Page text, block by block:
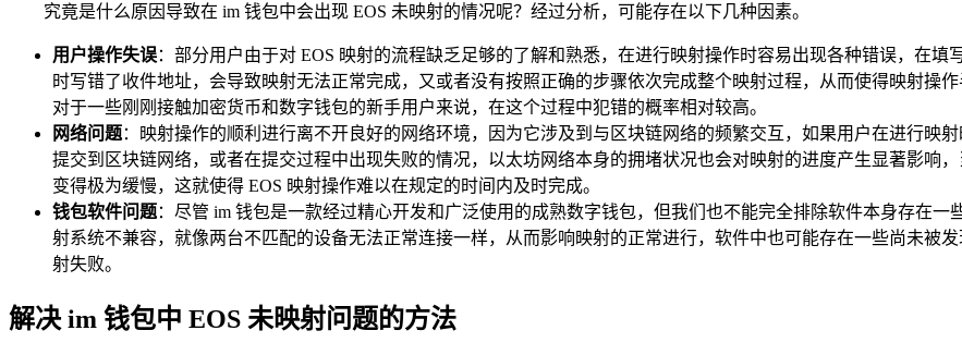
究竟是什么原因导致在 im 钱包中会出现 EOS 未映射的情况呢？经过分析，可能存在以下几种因素。
用户操作失误：部分用户由于对 EOS 映射的流程缺乏足够的了解和熟悉，在进行映射操作时容易出现各种错误，在
时写错了收件地址，会导致映射无法正常完成，又或者没有按照正确的步骤依次完成整个映射过程，从而使得映射操
对于一些刚刚接触加密货币和数字钱包的新手用户来说，在这个过程中犯错的概率相对较高。
网络问题：映射操作的顺利进行离不开良好的网络环境，因为它涉及到与区块链网络的频繁交互，如果用户在进行映
提交到区块链网络，或者在提交过程中出现失败的情况，以太坊网络本身的拥堵状况也会对映射的进度产生显著影响
变得极为缓慢，这就使得 EOS 映射操作难以在规定的时间内及时完成。
钱包软件问题：尽管 im 钱包是一款经过精心开发和广泛使用的成熟数字钱包，但我们也不能完全排除软件本身存在一
射系统不兼容，就像两台不匹配的设备无法正常连接一样，从而影响映射的正常进行，软件中也可能存在一些尚未被
射失败。
解决 im 钱包中 EOS 未映射问题的方法